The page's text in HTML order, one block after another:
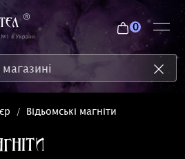
0
Відьомські магніти